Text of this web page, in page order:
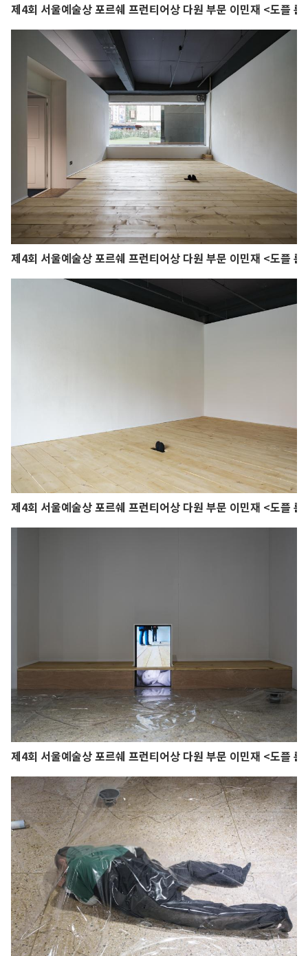
제4회 서울예술상 포르쉐 프런티어상 다원 부문 이민재 <도플 룸
제4회 서울예술상 포르쉐 프런티어상 다원 부문 이민재 <도플 룸
제4회 서울예술상 포르쉐 프런티어상 다원 부문 이민재 <도플 룸
제4회 서울예술상 포르쉐 프런티어상 다원 부문 이민재 <도플 룸